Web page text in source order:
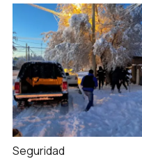
Seguridad